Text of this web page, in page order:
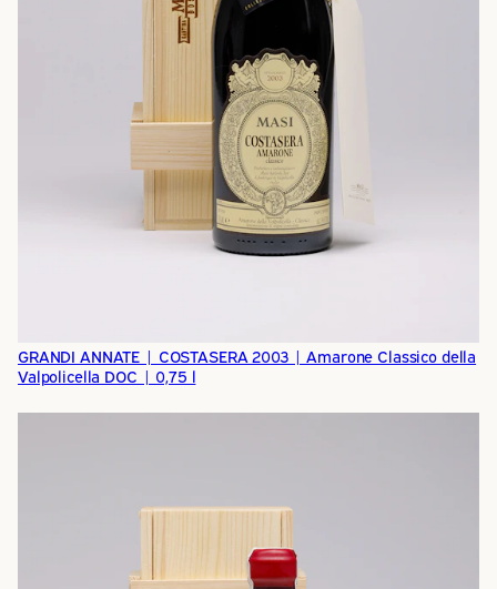
GRANDI ANNATE | COSTASERA 2003 | Amarone Classico della
Valpolicella DOC | 0,75 l